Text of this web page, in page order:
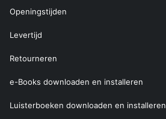
Openingstijden
Levertijd
Retourneren
e-Books downloaden en installeren
Luisterboeken downloaden en installeren